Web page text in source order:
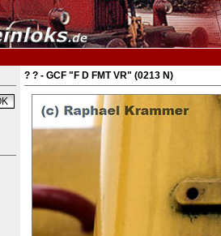
? ? - GCF "F D FMT VR" (0213 N)